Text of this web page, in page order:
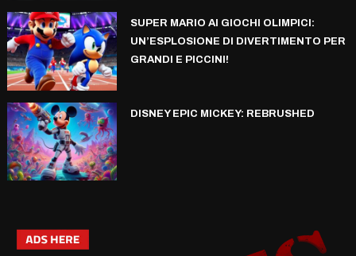
SUPER MARIO AI GIOCHI OLIMPICI:
UN’ESPLOSIONE DI DIVERTIMENTO PER
GRANDI E PICCINI!
DISNEY EPIC MICKEY: REBRUSHED